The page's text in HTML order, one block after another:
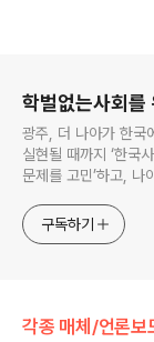
학벌없는사회를
광주, 더 나아가 한국
실현될 때까지 ‘한국
문제를 고민’하고, 나
구독하기
각종 매체/언론보